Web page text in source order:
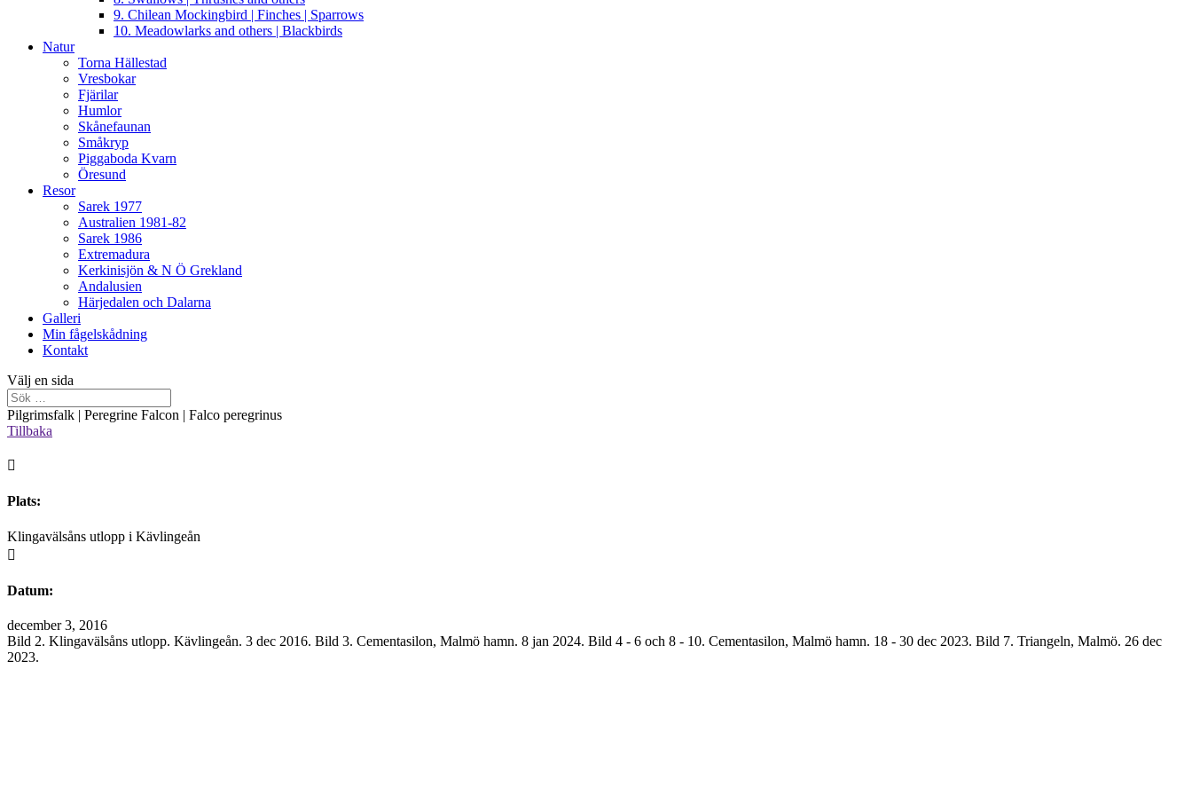
9. Chilean Mockingbird | Finches | Sparrows
10. Meadowlarks and others | Blackbirds
Natur
Torna Hällestad
Vresbokar
Fjärilar
Humlor
Skånefaunan
Småkryp
Piggaboda Kvarn
Öresund
Resor
Sarek 1977
Australien 1981-82
Sarek 1986
Extremadura
Kerkinisjön & N Ö Grekland
Andalusien
Härjedalen och Dalarna
Galleri
Min fågelskådning
Kontakt
Välj en sida
Pilgrimsfalk | Peregrine Falcon | Falco peregrinus
Tillbaka

Plats:
Klingavälsåns utlopp i Kävlingeån

Datum:
december 3, 2016
Bild 2. Klingavälsåns utlopp. Kävlingeån. 3 dec 2016. Bild 3. Cementasilon, Malmö hamn. 8 jan 2024. Bild 4 - 6 och 8 - 10. Cementasilon, Malmö hamn. 18 - 30 dec 2023. Bild 7. Triangeln, Malmö. 26 dec
2023.